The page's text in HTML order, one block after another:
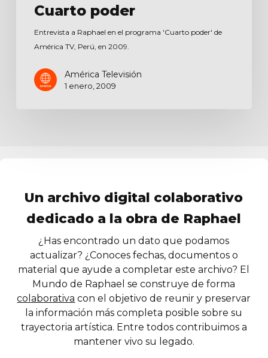
Cuarto poder
Entrevista a Raphael en el programa 'Cuarto poder' de
América TV, Perú, en 2009.
América Televisión
1 enero, 2009
Un archivo digital colaborativo
dedicado a la obra de Raphael
¿Has encontrado un dato que podamos
actualizar? ¿Conoces fechas, documentos o
material que ayude a completar este archivo? El
Mundo de Raphael se construye de forma
colaborativa con el objetivo de reunir y preservar
la información más completa posible sobre su
trayectoria artística. Entre todos contribuimos a
mantener vivo su legado.